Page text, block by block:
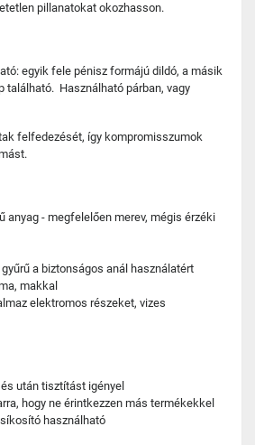
pillanatokat okozhasson.
egyik fele pénisz formájú dildó, a másik
található. Használható párban, vagy
felfedezését, így kompromisszumok
anyag - megfelelően merev, mégis érzéki
a biztonságos anál használatért
makkal
elektromos részeket, vizes
után tisztítást igényel
hogy ne érintkezzen más termékekkel
használható